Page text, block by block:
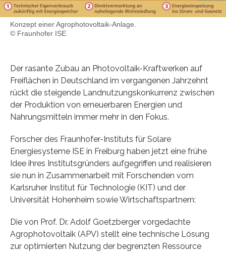
Konzept einer Agrophotovoltaik-Anlage.
© Fraunhofer ISE
Der rasante Zubau an Photovoltaik-Kraftwerken auf
Freiflächen in Deutschland im vergangenen Jahrzehnt
rückt die steigende Landnutzungskonkurrenz zwischen
der Produktion von erneuerbaren Energien und
Nahrungsmitteln immer mehr in den Fokus.
Forscher des Fraunhofer-Instituts für Solare
Energiesysteme ISE in Freiburg haben jetzt eine frühe
Idee ihres Institutsgründers aufgegriffen und realisieren
sie nun in Zusammenarbeit mit Forschenden vom
Karlsruher Institut für Technologie (KIT) und der
Universität Hohenheim sowie Wirtschaftspartnern:
Die von Prof. Dr. Adolf Goetzberger vorgedachte
Agrophotovoltaik (APV) stellt eine technische Lösung
zur optimierten Nutzung der begrenzten Ressource